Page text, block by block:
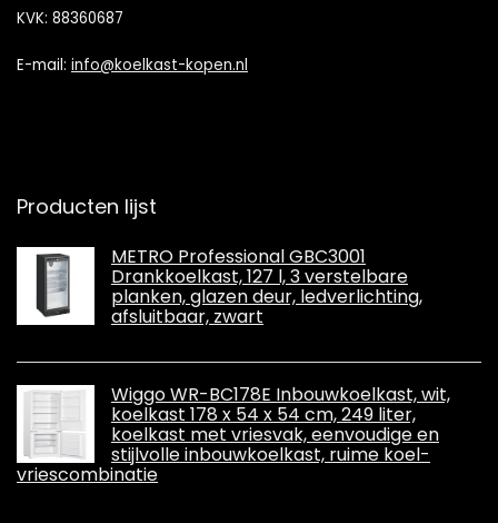
KVK: 88360687
E-mail: info@koelkast-kopen.nl
Producten lijst
METRO Professional GBC3001
Drankkoelkast, 127 l, 3 verstelbare
planken, glazen deur, ledverlichting,
afsluitbaar, zwart
Wiggo WR-BC178E Inbouwkoelkast, wit,
koelkast 178 x 54 x 54 cm, 249 liter,
koelkast met vriesvak, eenvoudige en
stijlvolle inbouwkoelkast, ruime koel-
vriescombinatie